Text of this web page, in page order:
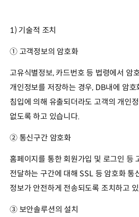
1) 기술적 조치
① 고객정보의 암호화
고유식별정보, 카드번호 등 법령에서 암
개인정보를 저장하는 경우, DB내에 암
침입에 의해 유출되더라도 고객의 개인
없도록 하고 있습니다.
② 통신구간 암호화
홈페이지를 통한 회원가입 및 로그인 등
전달하는 구간에 대해 SSL 등 암호화 통
정보가 안전하게 전송되도록 조치하고
③ 보안솔루션의 설치